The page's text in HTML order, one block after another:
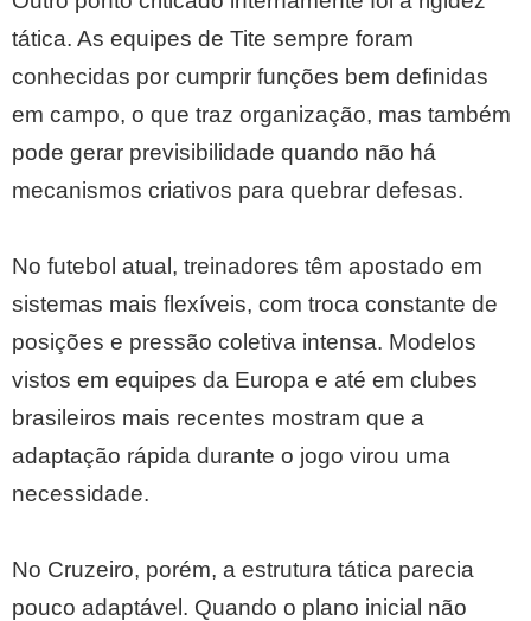
tática. As equipes de Tite sempre foram
conhecidas por cumprir funções bem definidas
em campo, o que traz organização, mas também
pode gerar previsibilidade quando não há
mecanismos criativos para quebrar defesas.
No futebol atual, treinadores têm apostado em
sistemas mais flexíveis, com troca constante de
posições e pressão coletiva intensa. Modelos
vistos em equipes da Europa e até em clubes
brasileiros mais recentes mostram que a
adaptação rápida durante o jogo virou uma
necessidade.
No Cruzeiro, porém, a estrutura tática parecia
pouco adaptável. Quando o plano inicial não